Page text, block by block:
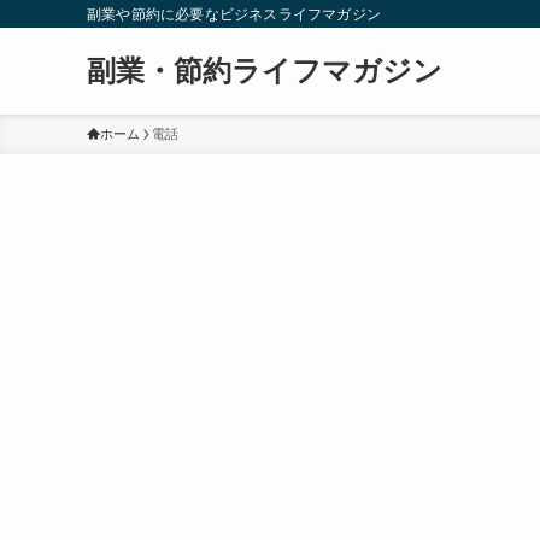
副業や節約に必要なビジネスライフマガジン
副業・節約ライフマガジン
ホーム 電話